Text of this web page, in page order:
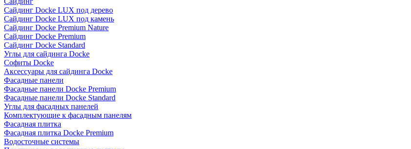
Сайдинг Docke LUX под дерево
Сайдинг Docke LUX под камень
Сайдинг Docke Premium Nature
Сайдинг Docke Premium
Сайдинг Docke Standard
Углы для сайдинга Docke
Софиты Docke
Аксессуары для сайдинга Docke
Фасадные панели
Фасадные панели Docke Premium
Фасадные панели Docke Standard
Углы для фасадных панелей
Комплектующие к фасадным панелям
Фасадная плитка
Фасадная плитка Docke Premium
Водосточные системы